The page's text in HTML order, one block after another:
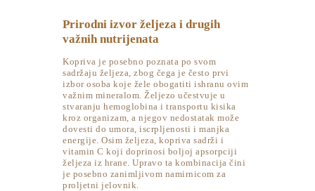
Prirodni izvor željeza i drugih
važnih nutrijenata
Kopriva je posebno poznata po svom
sadržaju željeza, zbog čega je često prvi
izbor osoba koje žele obogatiti ishranu ovim
važnim mineralom. Željezo učestvuje u
stvaranju hemoglobina i transportu kisika
kroz organizam, a njegov nedostatak može
dovesti do umora, iscrpljenosti i manjka
energije. Osim željeza, kopriva sadrži i
vitamin C koji doprinosi boljoj apsorpciji
željeza iz hrane. Upravo ta kombinacija čini
je posebno zanimljivom namirnicom za
proljetni jelovnik.